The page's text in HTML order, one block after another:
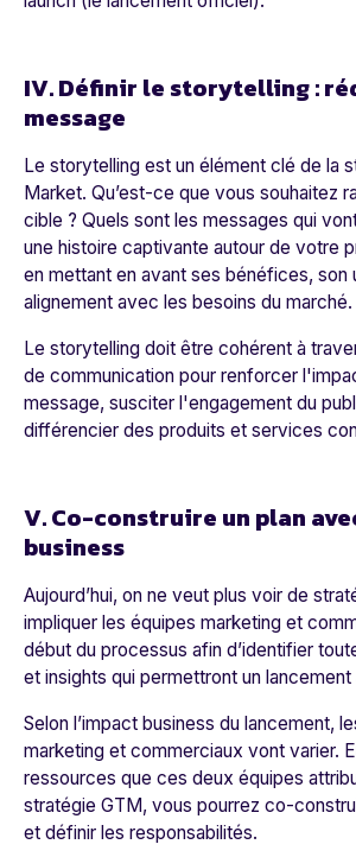
IV. Définir le storytelling :
message
Le storytelling est un élément clé de la
Market. Qu’est-ce que vous souhaitez
cible ? Quels sont les messages qui
une histoire captivante autour de votre
en mettant en avant ses bénéfices, son
alignement avec les besoins du marché.
Le storytelling doit être cohérent à
de communication pour renforcer
message, susciter l'engagement du
différencier des produits et services
V. Co-construire un plan
business
Aujourd’hui, on ne veut plus voir de
impliquer les équipes marketing et
début du processus afin d’identifier
et insights qui permettront un lancement
Selon l’impact business du lancement,
marketing et commerciaux vont varier.
ressources que ces deux équipes
stratégie GTM, vous pourrez co-
et définir les responsabilités.